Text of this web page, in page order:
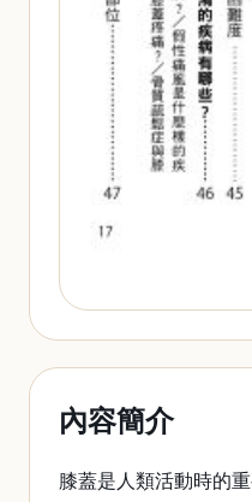
內容簡介
膝蓋是人類活動時的